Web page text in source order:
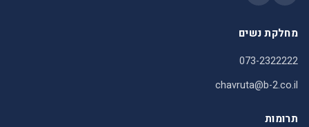
מחלקת נשים
073-2322222
chavruta@b-2.co.il
תרומות